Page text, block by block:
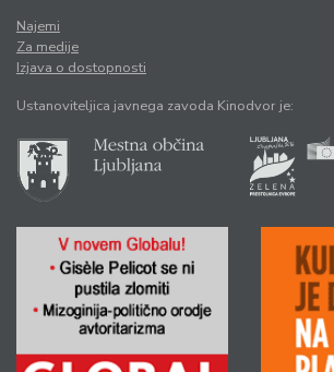
Najemi
Za medije
Izjava o dostopnosti
Ustanoviteljica javnega zavoda Kinodvor je: